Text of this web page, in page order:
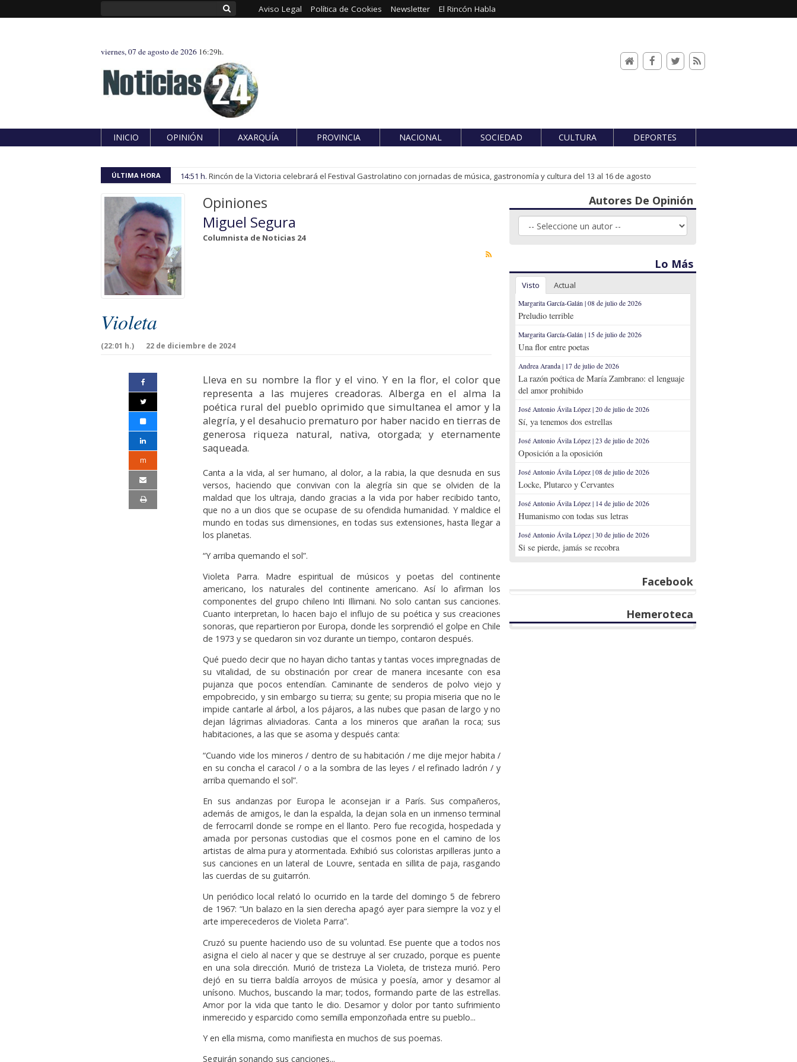
Aviso Legal Política de Cookies Newsletter El Rincón Habla
viernes, 07 de agosto de 2026 16:29h.
INICIO OPINIÓN AXARQUÍA PROVINCIA NACIONAL SOCIEDAD CULTURA DEPORTES
ÚLTIMA HORA 14:51 h. Rincón de la Victoria celebrará el Festival Gastrolatino con jornadas de música, gastronomía y cultura del 13 al 16 de agosto
Opiniones
Miguel Segura
Columnista de Noticias 24
Violeta
22 de diciembre de 2024
(22:01 h.)
m
Lleva en su nombre la flor y el vino. Y en la flor, el color que
representa a las mujeres creadoras. Alberga en el alma la
poética rural del pueblo oprimido que simultanea el amor y la
alegría, y el desahucio prematuro por haber nacido en tierras de
generosa riqueza natural, nativa, otorgada; y eternamente
saqueada.
Canta a la vida, al ser humano, al dolor, a la rabia, la que desnuda en sus
versos, haciendo que convivan con la alegría sin que se olviden de la
maldad que los ultraja, dando gracias a la vida por haber recibido tanto,
que no a un dios que se ocupase de su ofendida humanidad. Y maldice el
mun­do en todas sus dimensiones, en todas sus extensiones, hasta llegar a
los planetas.
“Y arriba quemando el sol”.
Violeta Parra. Ma­dre espiritual de mús­icos y poetas del continente
americano, los naturales del continente americano. Así lo afirman los
componentes del grupo chileno Inti Illimani. No solo cantan sus canciones.
Cuanto interpretan, lo hacen bajo el influjo de su poética y sus creaciones
sonoras, que repartieron por Europa, donde les sorprendió el golpe en Chile
de 1973 y se quedaron sin voz durante un tiempo, contaron después.
Qué puedo decir que no hayan di­cho tantas y tantas voces impregnadas de
su vitalidad, de su obstinación por crear de manera incesante con esa
pujanza que pocos entendían. Caminante de senderos de polvo viejo y
empobrecido, y sin embargo su tierra; su gente; su propia miseria que no le
impide cantarle al árbol, a los pájaros, a las nubes que pasan de largo y no
dejan lágrimas aliviadoras. Canta a los mineros que arañan la roca; sus
habitaciones, a las que se asoma y después canta:
“Cuando vide los mineros / dentro de su habitación / me dije mejor habita /
en su concha el caracol / o a la sombra de las leyes / el refinado ladrón / y
arriba quemando el sol”.
En sus andanzas por Europa le aconsejan ir a París. Sus compañeros,
además de amigos, le dan la espalda, la dejan sola en un inmenso terminal
de ferrocarril donde se rompe en el llanto. Pero fue recogida, hospedada y
amada por personas custodias que el cosmos pone en el camino de los
artistas de alma pura y atormentada. Exhibió sus coloristas arpilleras junto a
sus canciones en un lateral de Louvre, sentada en sillita de paja, rasgando
las cuerdas de su guitarrón.
Un periódico local re­lató lo ocurrido en la tarde del domingo 5 de febrero
de 1967: “Un balazo en la sien de­recha apagó ayer para siempre la voz y el
arte im­pe­re­ce­de­ros de Violeta Parra”.
Cruzó su puente haciendo uso de su voluntad. Ese puente que a todos nos
asigna el cielo al nacer y que se destruye al ser cruzado, porque es puente
en una sola dirección. Murió de tristeza La Violeta, de tristeza murió. Pero
dejó en su tierra baldía arroyos de música y poesía, amor y desamor al
unísono. Muchos, buscando la mar; todos, formando parte de las estrellas.
Amor por la vida que tanto le dio. Desamor y dolor por tanto sufrimiento
inmerecido y esparcido como semilla emponzoñada entre su pueblo...
Y en ella misma, como manifiesta en muchos de sus poemas.
Seguirán sonando sus canciones...
Autores De Opinión
Lo Más
Visto Actual
Margarita García-Galán | 08 de julio de 2026
Preludio terrible
Margarita García-Galán | 15 de julio de 2026
Una flor entre poetas
Andrea Aranda | 17 de julio de 2026
La razón poética de María Zambrano: el lenguaje
del amor prohibido
José Antonio Ávila López | 20 de julio de 2026
Sí, ya tenemos dos estrellas
José Antonio Ávila López | 23 de julio de 2026
Oposición a la oposición
José Antonio Ávila López | 08 de julio de 2026
Locke, Plutarco y Cervantes
José Antonio Ávila López | 14 de julio de 2026
Humanismo con todas sus letras
José Antonio Ávila López | 30 de julio de 2026
Si se pierde, jamás se recobra
Facebook
Hemeroteca